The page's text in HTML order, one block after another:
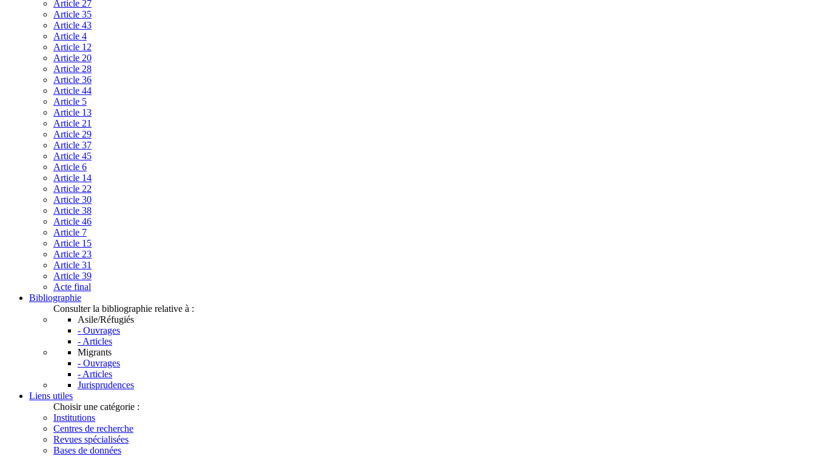
Article 27
Article 35
Article 43
Article 4
Article 12
Article 20
Article 28
Article 36
Article 44
Article 5
Article 13
Article 21
Article 29
Article 37
Article 45
Article 6
Article 14
Article 22
Article 30
Article 38
Article 46
Article 7
Article 15
Article 23
Article 31
Article 39
Acte final
Bibliographie
Consulter la bibliographie relative à :
Asile/Réfugiés
- Ouvrages
- Articles
Migrants
- Ouvrages
- Articles
Jurisprudences
Liens utiles
Choisir une catégorie :
Institutions
Centres de recherche
Revues spécialisées
Bases de données